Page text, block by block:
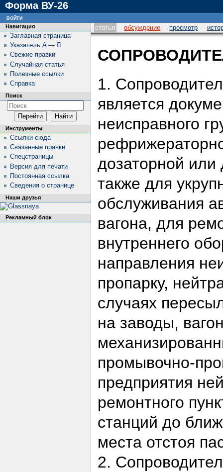
Форма ВУ-26
статья обсуждение просмотр
1.
является
неисправного
дозаторной или
также для
обслуживания
вагона, для
внутреннего
направления
пропарку,
случаях
на заводы,
промывочно-
предприятия
ремонтного
станций до
места отстоя
2.
Навигация
Заглавная страница
Указатель А — Я
Свежие правки
Случайная статья
Полезные ссылки
Справка
Поиск
Инструменты
Ссылки сюда
Связанные правки
Спецстраницы
Версия для печати
Постоянная ссылка
Сведения о странице
Наши друзья
Рекламный блок
войти